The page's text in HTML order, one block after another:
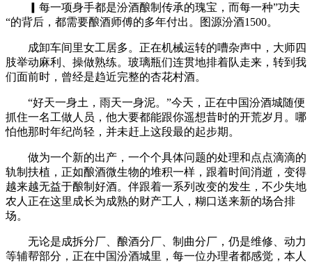
▎每一项身手都是汾酒酿制传承的瑰宝，而每一种”功夫
“的背后，都需要酿酒师傅的多年付出。图源汾酒1500。
成卸车间里女工居多。正在机械运转的嘈杂声中，大师四
肢举动麻利、操做熟练。玻璃瓶们连贯地排着队走来，转到我
们面前时，曾经是趋近完整的杏花村酒。
“好天一身土，雨天一身泥。”今天，正在中国汾酒城随便
抓住一名工做人员，他大要都能跟你遥想昔时的开荒岁月。哪
怕他那时年纪尚轻，并未赶上这段最的起步期。
做为一个新的出产，一个个具体问题的处理和点点滴滴的
轨制扶植，正如酿酒微生物的堆积一样，跟着时间消逝，变得
越来越无益于酿制好酒。伴跟着一系列改变的发生，不少失地
农人正在这里成长为成熟的财产工人，糊口送来新的场合排
场。
无论是成拆分厂、酿酒分厂、制曲分厂，仍是维修、动力
等辅帮部分，正在中国汾酒城里，每一位办理者都感觉，本人